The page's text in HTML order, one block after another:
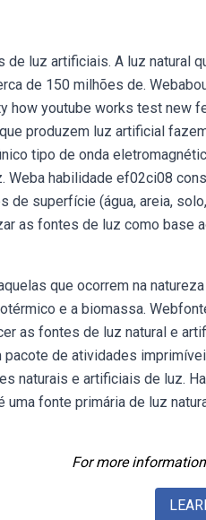
luz artificiais. A luz natural
de 150 milhões de.
how youtube works test new
produzem luz artificial
tipo de onda
Weba habilidade ef02ci08
de superfície (água, areia,
as fontes de luz como base
que ocorrem na
e a biomassa.
as fontes de luz natural e
pacote de atividades
naturais e artificiais de luz.
uma fonte primária de luz
For more